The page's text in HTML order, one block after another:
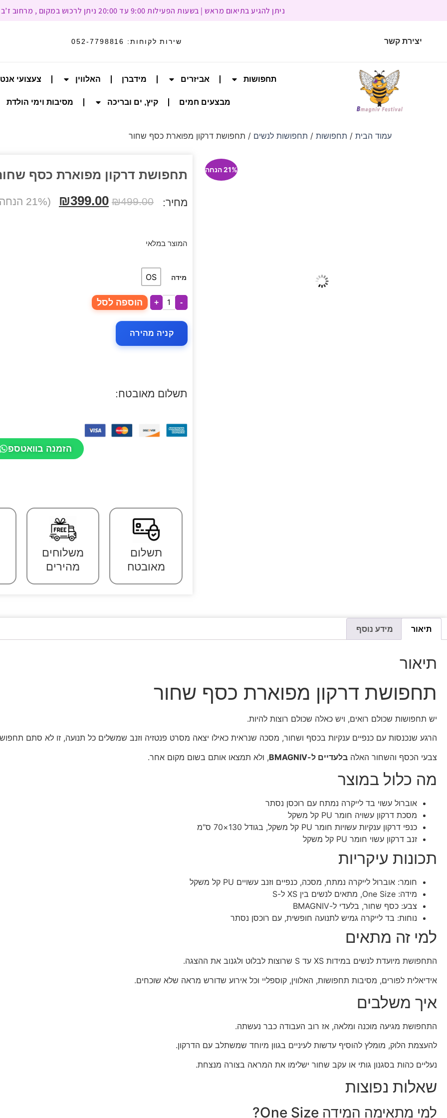
ניתן להגיע בתיאום מראש | בשעות הפעילות 9:00 עד 20:00 ניתן לרכוש במקום , מרחוב ז’בוטינסקי 93, רמת גן
יצירת קשר שירות לקוחות: 052-7798816
תחפושות אביזרים מידברן האלווין צעצועי
מבצעים חמים קיץ, ים ובריכה מסיבות וימי הולדת
עמוד הבית/ תחפושות/ תחפושות לנשים / תחפושת דרקון מפוארת כסף שחור
21% הנחה תחפושת דרקון מפוארת כסף
מחיר: ₪499.00
₪399.00 (21% הנחה הנחה)
המוצר במלאי
מידה OS
-
+ הוספה לסל
קניה מהירה
תשלום מאובטח:
הזמנה בוואטספ
תשלום
מאובטח
משלוחים
מהירים
תיאור מידע נוסף
תיאור
תחפושת דרקון מפוארת כסף שחור
יש תחפושות שכולם רואים, ויש כאלה שכולם רוצות להיות.
הרגע שנכנסות עם כנפיים ענקיות בכסף ושחור, מסכה שנראית כאילו יצאה מסרט פנטזיה וזנב שמשלים כל תנועה, זו לא סתם
צבעי הכסף והשחור האלה בלעדיים ל-BMAGNIV , ולא תמצאו אותם בשום מקום אחר.
מה כלול במוצר
אוברול עשוי בד לייקרה נמתח עם רוכסן נסתר
מסכת דרקון עשויה חומר PU קל משקל
כנפי דרקון ענקיות עשויות חומר PU קל משקל, בגודל 130×70 ס"מ
זנב דרקון עשוי חומר PU קל משקל
תכונות עיקריות
חומר: אוברול לייקרה נמתח, מסכה, כנפיים וזנב עשויים PU קל משקל
מידה: One Size, מתאים לנשים בין XS ל-S
צבע: כסף שחור, בלעדי ל-BMAGNIV
נוחות: בד לייקרה גמיש לתנועה חופשית, עם רוכסן נסתר
למי זה מתאים
התחפושת מיועדת לנשים במידות XS עד S שרוצות לבלוט ולגנוב את ההצגה.
אידיאלית לפורים, מסיבות תחפושות, האלווין, קוספליי וכל אירוע שדורש מראה שלא שוכחים.
איך משלבים
התחפושת מגיעה מוכנה ומלאה, אז רוב העבודה כבר נעשתה.
להעצמת הלוק, מומלץ להוסיף עדשות לעיניים בגוון מיוחד שמשתלב עם הדרקון.
נעליים כהות בסגנון גותי או עקב שחור ישלימו את המראה בצורה מנצחת.
שאלות נפוצות
למי מתאימה המידה One Size?